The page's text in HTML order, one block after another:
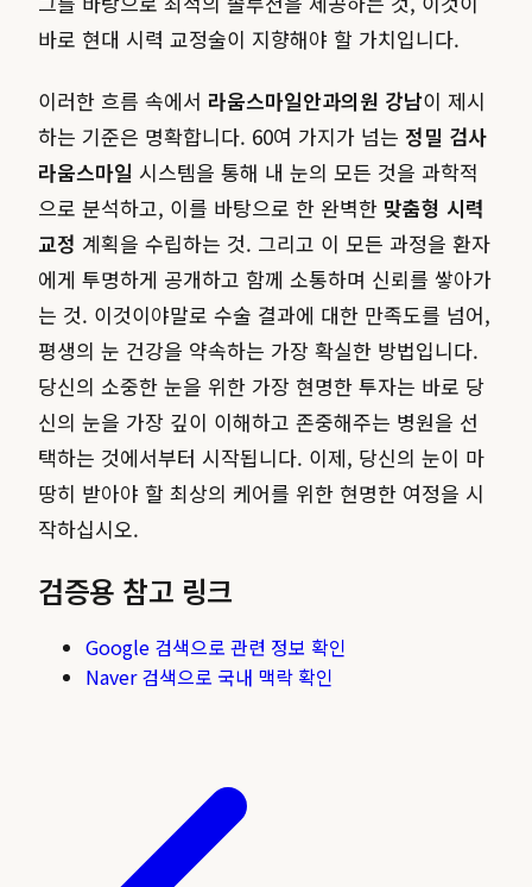
바로 현대 시력 교정술이 지향해야 할 가치입니다.
이러한 흐름 속에서 라움스마일안과의원 강남이 제시
하는 기준은 명확합니다. 60여 가지가 넘는 정밀 검사
라움스마일 시스템을 통해 내 눈의 모든 것을 과학적
으로 분석하고, 이를 바탕으로 한 완벽한 맞춤형 시력
교정 계획을 수립하는 것. 그리고 이 모든 과정을 환자
에게 투명하게 공개하고 함께 소통하며 신뢰를 쌓아가
는 것. 이것이야말로 수술 결과에 대한 만족도를 넘어,
평생의 눈 건강을 약속하는 가장 확실한 방법입니다.
당신의 소중한 눈을 위한 가장 현명한 투자는 바로 당
신의 눈을 가장 깊이 이해하고 존중해주는 병원을 선
택하는 것에서부터 시작됩니다. 이제, 당신의 눈이 마
땅히 받아야 할 최상의 케어를 위한 현명한 여정을 시
작하십시오.
검증용 참고 링크
Google 검색으로 관련 정보 확인
Naver 검색으로 국내 맥락 확인